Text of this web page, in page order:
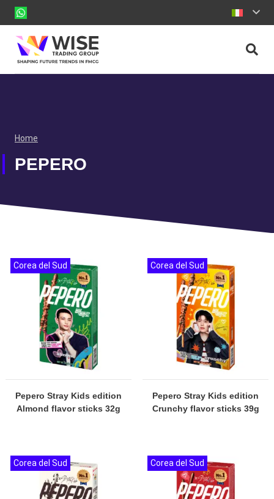
Home
PEPERO
Pepero Stray Kids edition
Almond flavor sticks 32g
Corea del Sud
Pepero Stray Kids edition
Crunchy flavor sticks 39g
Corea del Sud
Corea del Sud Corea del Sud